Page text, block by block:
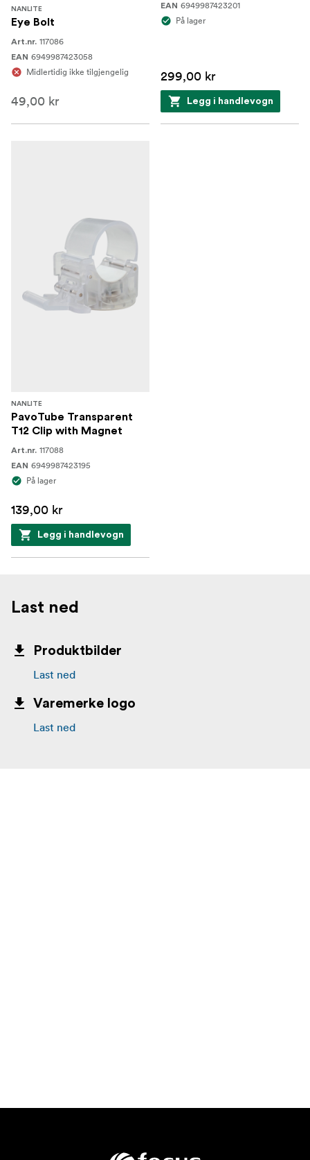
NANLITE
Eye Bolt
Art.nr. 117086
EAN 6949987423058
Midlertidig ikke tilgjengelig
49,00 kr
EAN 6949987423201
På lager
299,00 kr
Legg i handlevogn
NANLITE
PavoTube Transparent
T12 Clip with Magnet
Art.nr. 117088
EAN 6949987423195
På lager
139,00 kr
Legg i handlevogn
Last ned
Produktbilder
Last ned
Varemerke logo
Last ned